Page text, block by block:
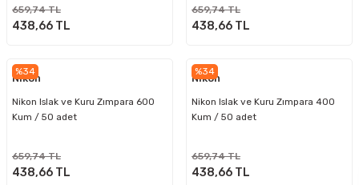
659,74 TL
438,66 TL
659,74 TL
438,66 TL
%34
Nikon
Nikon Islak ve Kuru Zımpara 600
Kum / 50 adet
659,74 TL
438,66 TL
%34
Nikon
Nikon Islak ve Kuru Zımpara 400
Kum / 50 adet
659,74 TL
438,66 TL